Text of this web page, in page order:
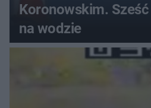
Koronowskim.
na wodzie